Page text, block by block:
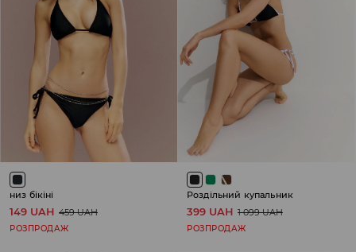
низ бікіні
149 UAH 459 UAH
РОЗПРОДАЖ
Роздільний купальник
399 UAH 1 099 UAH
РОЗПРОДАЖ